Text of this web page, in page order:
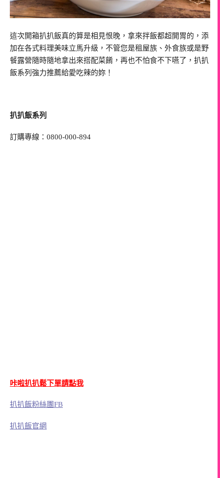
這次開箱扒扒飯真的算是相見恨晚，拿來拌飯都超開胃的，添
加在各式料理美味立馬升級，不管您是租屋族、外食族或是野
餐露營隨時隨地拿出來搭配菜餚，再也不怕食不下嚥了，扒扒
飯系列強力推薦給愛吃辣的妳！
扒扒飯系列
訂購專線：0800-000-894
咔啦扒扒鬆下單請點我
扒扒飯粉絲團FB
扒扒飯官網